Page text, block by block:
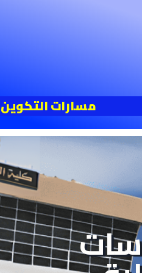
مسارات التكوين